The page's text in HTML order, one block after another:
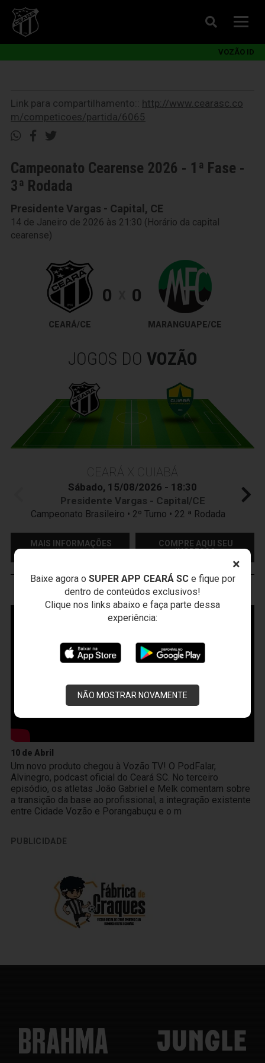
×
Baixe agora o SUPER APP CEARÁ SCe fique por
dentro de conteúdos exclusivos!
Clique nos links abaixo e faça parte dessa
experiência:
NÃO MOSTRAR NOVAMENTE
VOZÃO ID
Link para compartilhamento:: http://www.cearasc.co
m/competicoes/partida/6065
Campeonato Cearense 2026 - 1ª Fase -
3ª Rodada
Presidente Vargas - Capital, CE
14 de Janeiro de 2026 às 21:30 (Horário da capital
cearense)
CEARÁ/CE
0 0
MARANGUAPE/CE
JOGOS DO VOZÃO
CEARÁ X CUIABÁ
Sábado, 15/08/2026 - 18:30
Presidente Vargas - Capital/CE
Campeonato Brasileiro • 2º Turno • 22 ª Rodada
MAIS INFORMAÇÕES
COMPRE AQUI SEU
INGRESSO
VOZÃOTV
10 de Abril
Um novo produto chegou à Vozão TV! O PodFalar,
Alvinegro, podcast oficial do Ceará SC. No terceiro
episódio, os atletas João Gabriel e Melk comentam sobre
a transição da base ao profissional, a integração existente
entre Cidade Vozão e Porangabuçu e o m
PUBLICIDADE